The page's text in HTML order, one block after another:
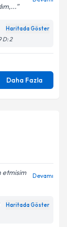
Haritada Göster
D: 2
Daha Fazla
etmisim
Devamı
Haritada Göster